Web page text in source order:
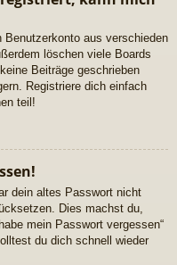
aus verschieden
löschen viele Boards
Beiträge geschrieben
Registriere dich einfach
teil!
dein altes Passwort nicht
Dies machst du,
mein Passwort vergessen“
du dich schnell wieder